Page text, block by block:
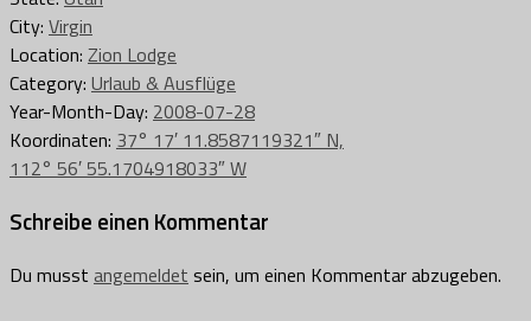
City: Virgin
Location: Zion Lodge
Category: Urlaub & Ausflüge
Year-Month-Day: 2008-07-28
Koordinaten: 37° 17′ 11.8587119321″ N,
112° 56′ 55.1704918033″ W
Schreibe einen Kommentar
Du musst angemeldet sein, um einen Kommentar abzugeben.